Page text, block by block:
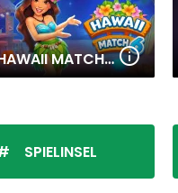
HAWAII MATCH 6
SPIELINSEL